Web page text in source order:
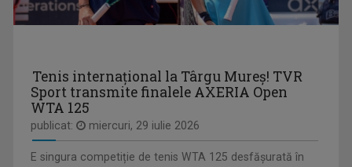
VARGA-MIHÁLY MÁRTON
Jurnalist tv - Compartiment Minorități TVR Cluj
Tenis internațional la Târgu Mureș! TVR
Sport transmite finalele AXERIA Open
WTA 125
publicat: miercuri, 29 iulie 2026
E singura competiție de tenis WTA 125 desfășurată în